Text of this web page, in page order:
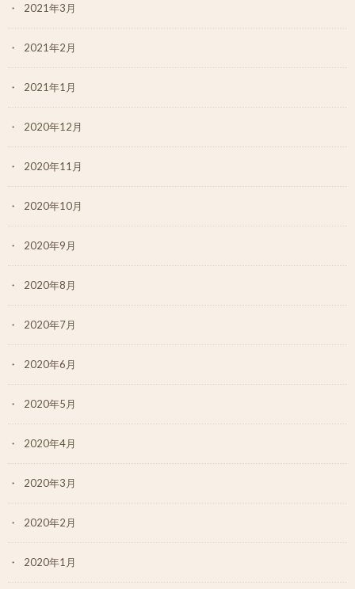
2021年3月
2021年2月
2021年1月
2020年12月
2020年11月
2020年10月
2020年9月
2020年8月
2020年7月
2020年6月
2020年5月
2020年4月
2020年3月
2020年2月
2020年1月